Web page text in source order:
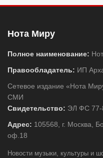
Нота Миру
Полное наименование:
Правообладатель: ИП
Сетевое издание «Нота
СМИ
Свидетельство: ЭЛ ФС 77-
Адрес: 105568, г. Москва,
оф.18
Новости музыки, культуры и